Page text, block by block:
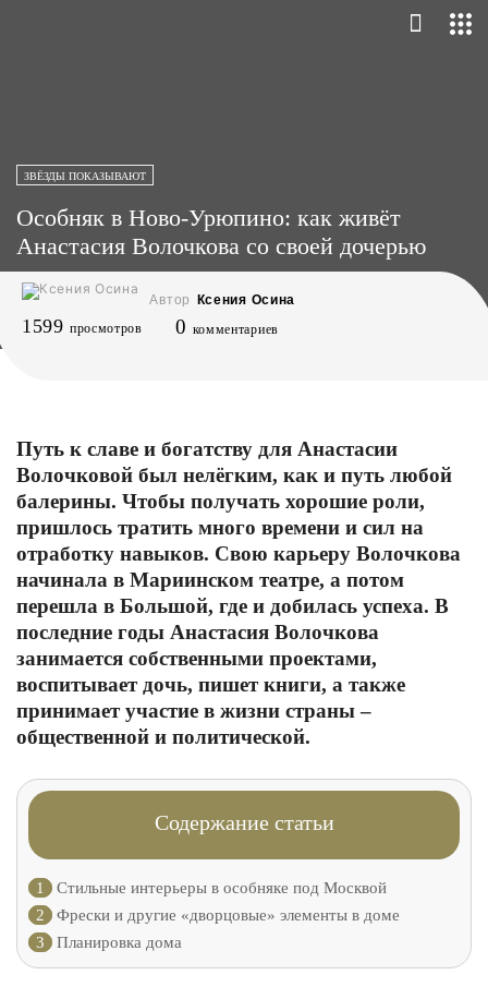
ЗВЁЗДЫ ПОКАЗЫВАЮТ
Особняк в Ново-Урюпино: как живёт
Анастасия Волочкова со своей дочерью
Автор Ксения Осина
1599 просмотров 0 комментариев
Путь к славе и богатству для Анастасии
Волочковой был нелёгким, как и путь любой
балерины. Чтобы получать хорошие роли,
пришлось тратить много времени и сил на
отработку навыков. Свою карьеру Волочкова
начинала в Мариинском театре, а потом
перешла в Большой, где и добилась успеха. В
последние годы Анастасия Волочкова
занимается собственными проектами,
воспитывает дочь, пишет книги, а также
принимает участие в жизни страны –
общественной и политической.
Содержание статьи
1
Стильные интерьеры в особняке под Москвой
2
Фрески и другие «дворцовые» элементы в доме
3
Планировка дома